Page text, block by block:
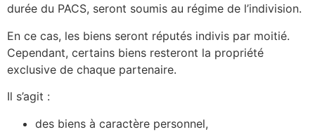
durée du PACS, seront soumis au régime de l’indivision.
En ce cas, les biens seront réputés indivis par moitié.
Cependant, certains biens resteront la propriété
exclusive de chaque partenaire.
Il s’agit :
des biens à caractère personnel,